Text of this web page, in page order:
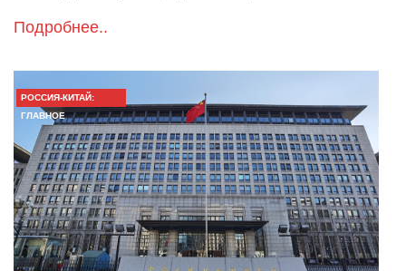
Подробнее..
РОССИЯ-КИТАЙ:
ГЛАВНОЕ